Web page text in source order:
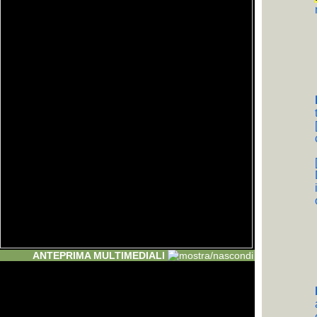
ANTEPRIMA MULTIMEDIALI